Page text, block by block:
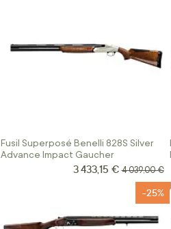
Fusil Superposé Benelli 828S Silver
Advance Impact Gaucher
Prix Spécial
3 433,15 € Prix normal
4 039,00 €
-25%